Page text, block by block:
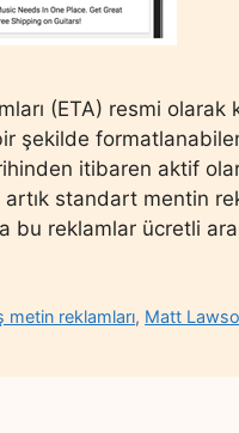
(ETA) resmi olarak
şekilde
itibaren aktif
standart mentin
bu reklamlar ücretli
reklamları, Matt